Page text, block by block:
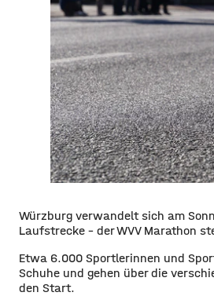
Würzburg verwandelt sich am
Laufstrecke – der WVV Marathon
Etwa 6.000 Sportlerinnen und
Schuhe und gehen über die
den Start.